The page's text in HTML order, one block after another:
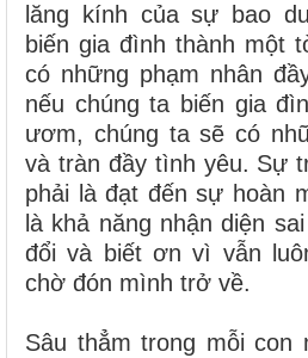
lăng kính của sự bao
biến gia đình thành một
có những phạm nhân
nếu chúng ta biến gia
ươm, chúng ta sẽ có
và tràn đầy tình yêu. Sự
phải là đạt đến sự hoàn
là khả năng nhận diện
đổi và biết ơn vì vẫn
chờ đón mình trở về.
Sâu thẳm trong mỗi con